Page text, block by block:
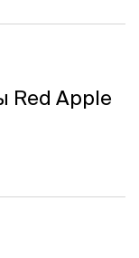
Red Apple